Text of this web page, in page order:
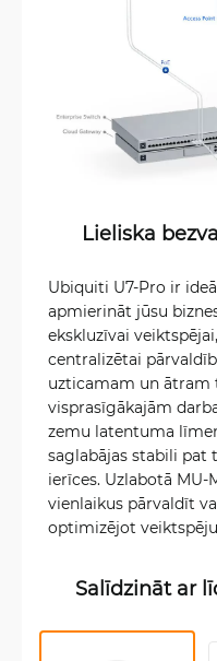
Lieliska
Ubiquiti U7-Pro ir
apmierināt jūsu
ekskluzīvai
centralizētai
uzticamam un ātram
visprasīgākajām
zemu latentuma
saglabājas stabili pat
ierīces. Uzlabotā
vienlaikus pārvaldīt
optimizējot
Salīdzināt ar